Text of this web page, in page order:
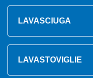
LAVASCIUGA
LAVASTOVIGLIE